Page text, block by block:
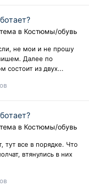
тема в Костюмы/обувь
не мои и не прошу
Далее по
состоит из двух...
тема в Костюмы/обувь
тут все в порядке. Что
втянулись в них